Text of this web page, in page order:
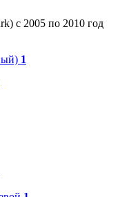
с 2005 по 2010 год
1